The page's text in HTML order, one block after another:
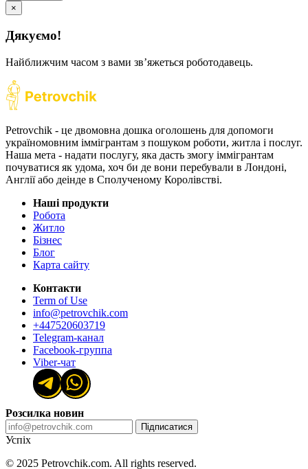
×
Дякуємо!
Найближчим часом з вами звʼяжеться роботодавець.
Petrovchik - це двомовна дошка оголошень для допомоги
україномовним іммігрантам з пошуком роботи, житла і послуг.
Наша мета - надати послугу, яка дасть змогу іммігрантам
почуватися як удома, хоч би де вони перебували в Лондоні,
Англії або деінде в Сполученому Королівстві.
Наші продукти
Робота
Житло
Бізнес
Блог
Карта сайту
Контакти
Term of Use
info@petrovchik.com
+447520603719
Telegram-канал
Facebook-группа
Viber-чат
Розсилка новин
Підписатися
Успіх
© 2025 Petrovchik.com. All rights reserved.